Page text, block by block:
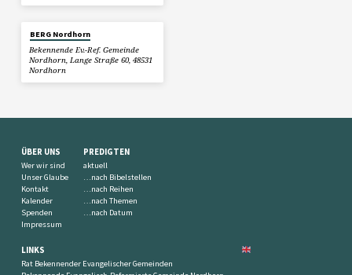
BERG Nordhorn
Bekennende Ev.-Ref. Gemeinde
Nordhorn, Lange Straße 60, 48531
Nordhorn
ÜBER UNS
Wer wir sind
Unser Glaube
Kontakt
Kalender
Spenden
Impressum
PREDIGTEN
aktuell
…nach Bibelstellen
…nach Reihen
…nach Themen
…nach Datum
LINKS
Rat Bekennender Evangelischer Gemeinden